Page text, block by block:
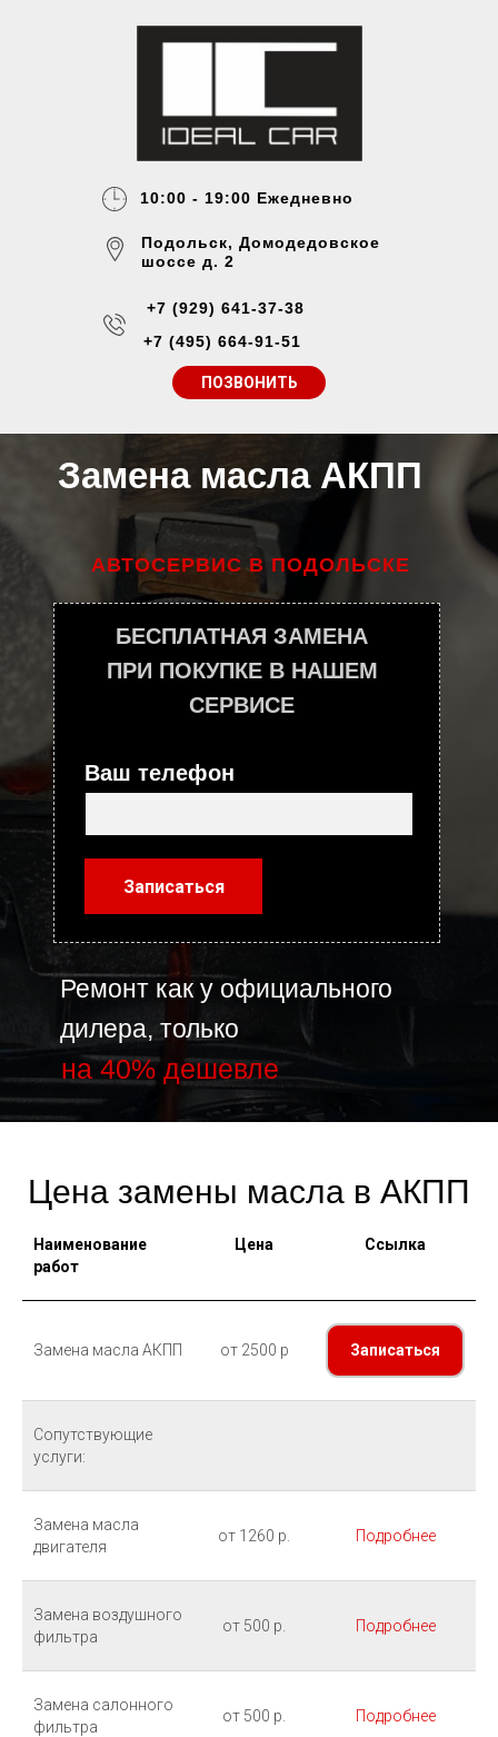
10:00 - 19:00 Ежедневно
+7 (929) 641-37-38
Подольск, Домодедовское
шоссе д. 2
+7 (495) 664-91-51
ПОЗВОНИТЬ
Замена масла АКПП
Ремонт как у официального
дилера, только
на 40% дешевле
Ваш телефон
Записаться
БЕСПЛАТНАЯ ЗАМЕНА
ПРИ ПОКУПКЕ В НАШЕМ
СЕРВИСЕ
АВТОСЕРВИС В ПОДОЛЬСКЕ
Цена замены масла в АКПП
Наименование
работ
Цена Ссылка
Замена масла АКПП от 2500 р Записаться
Сопутствующие
услуги:
Замена масла
двигателя
от 1260 р. Подробнее
Замена воздушного
фильтра
от 500 р. Подробнее
Замена салонного
фильтра
от 500 р. Подробнее